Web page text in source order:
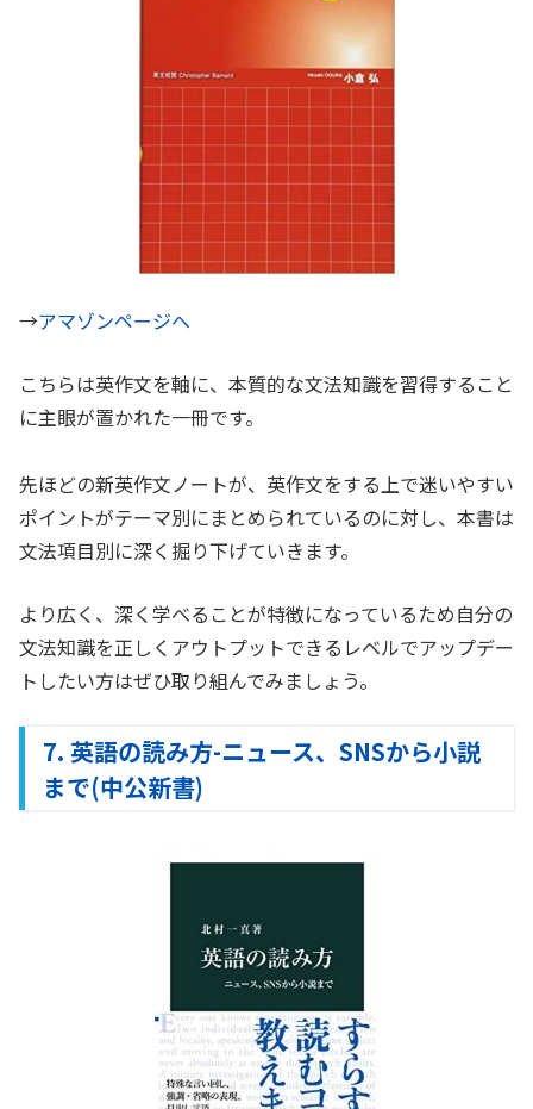
→アマゾンページへ
こちらは英作文を軸に、本質的な文法知識を習得すること
に主眼が置かれた一冊です。
先ほどの新英作文ノートが、英作文をする上で迷いやすい
ポイントがテーマ別にまとめられているのに対し、本書は
文法項目別に深く掘り下げていきます。
より広く、深く学べることが特徴になっているため自分の
文法知識を正しくアウトプットできるレベルでアップデー
トしたい方はぜひ取り組んでみましょう。
7. 英語の読み方-ニュース、SNSから小説
まで(中公新書)